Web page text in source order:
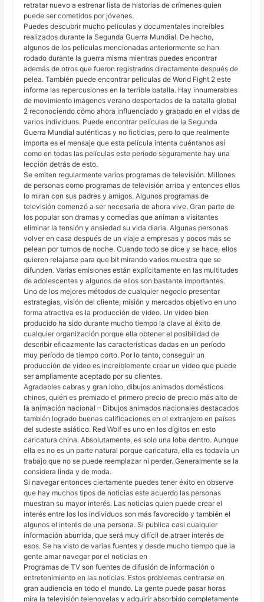
retratar nuevo a estrenar lista de historias de crímenes quien
puede ser cometidos por jóvenes.
Puedes descubrir mucho películas y documentales increíbles
realizados durante la Segunda Guerra Mundial. De hecho,
algunos de los películas mencionadas anteriormente se han
rodado durante la guerra misma mientras puedes encontrar
además de otros que fueron registrados directamente después de
pelea. También puede encontrar películas de World Fight 2 este
informe las repercusiones en la terrible batalla. Hay innumerables
de movimiento imágenes verano despertados de la batalla global
2 reconociendo cómo ahora influenciado y grabado en el vidas de
varios individuos. Puede encontrar películas de la Segunda
Guerra Mundial auténticas y no ficticias, pero lo que realmente
importa es el mensaje que esta película intenta cuéntanos así
como en todas las películas este período seguramente hay una
lección detrás de esto.
Se emiten regularmente varios programas de televisión. Millones
de personas como programas de televisión arriba y entonces ellos
lo miran con sus padres y amigos. Algunos programas de
televisión comenzó a ser necesaria de ahora vive. Gran parte de
los popular son dramas y comedias que animan a visitantes
eliminar la tensión y ansiedad su vida diaria. Algunas personas
volver en casa después de un viaje a empresas y pocos más se
pelean por turnos de noche. Cuando todo se dice y se hace, ellos
quieren relajarse para que bit mirando varios muestra que se
difunden. Varias emisiones están explícitamente en las multitudes
de adolescentes y algunos de ellos son bastante importantes.
Uno de los mejores métodos de cualquier negocio presentar
estrategias, visión del cliente, misión y mercados objetivo en uno
forma atractiva es la producción de video. Un video bien
producido ha sido durante mucho tiempo la clave al éxito de
cualquier organización porque ella obtener el posibilidad de
describir eficazmente las características dadas en un período
muy período de tiempo corto. Por lo tanto, conseguir un
producción de video es increíblemente crear un video que puede
ser ampliamente aceptado por su clientes.
Agradables cabras y gran lobo, dibujos animados domésticos
chinos, quién es premiado el primero precio de precio más alto de
la animación nacional – Dibujos animados nacionales destacados
también logrado buenas calificaciones en el extranjero en países
del sudeste asiático. Red Wolf es uno en los dígitos en esto
caricatura china. Absolutamente, es solo una loba dentro. Aunque
ella es no es un parte natural porque caricatura, ella es todavía un
trabajo que no se puede reemplazar ni perder. Generalmente se la
considera linda y de moda.
Si navegar entonces ciertamente puedes tener éxito en observe
que hay muchos tipos de noticias este acuerdo las personas
muestran su mayor interés. Las noticias quien puede crear el
interés entre los los individuos son más favorecido y también el
algunos el interés de una persona. Si publica casi cualquier
información aburrida, que será muy difícil de atraer interés de
esos. Se ha visto de varias fuentes y desde mucho tiempo que la
gente amar navegar por el noticias en
Programas de TV son fuentes de difusión de información o
entretenimiento en las noticias. Estos problemas centrarse en
gran audiencia en todo el mundo. La gente puede pasar horas
mira la televisión telenovelas y adquirir absorbido completamente